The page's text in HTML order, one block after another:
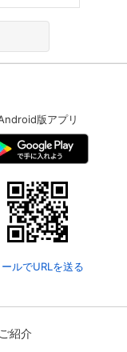
版アプリ
ールでURLを送る
紹介